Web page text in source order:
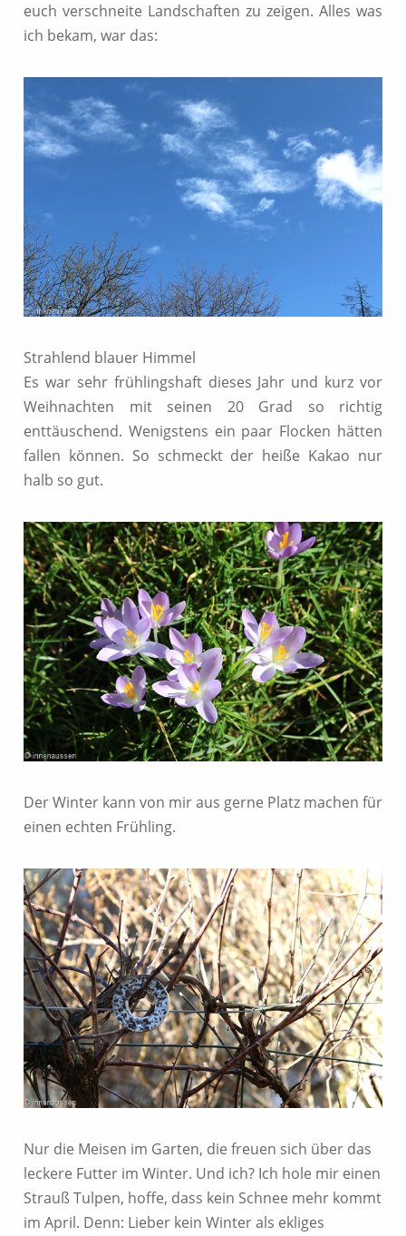
euch verschneite Landschaften zu zeigen. Alles was
ich bekam, war das:
Strahlend blauer Himmel
Es war sehr frühlingshaft dieses Jahr und kurz vor
Weihnachten mit seinen 20 Grad so richtig
enttäuschend. Wenigstens ein paar Flocken hätten
fallen können. So schmeckt der heiße Kakao nur
halb so gut.
Der Winter kann von mir aus gerne Platz machen für
einen echten Frühling.
Nur die Meisen im Garten, die freuen sich über das
leckere Futter im Winter. Und ich? Ich hole mir einen
Strauß Tulpen, hoffe, dass kein Schnee mehr kommt
im April. Denn: Lieber kein Winter als ekliges